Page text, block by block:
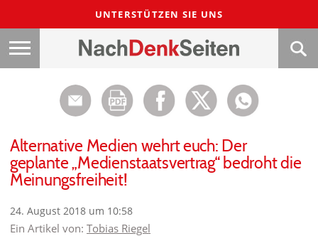
UNTERSTÜTZEN SIE UNS
Alternative Medien wehrt euch: Der
geplante „Medienstaatsvertrag“ bedroht die
Meinungsfreiheit!
24. August 2018 um 10:58
Ein Artikel von: Tobias Riegel